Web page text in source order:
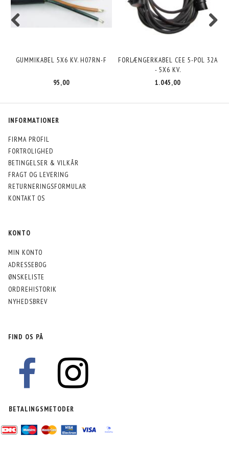
GUMMIKABEL 5X6 KV. H07RN-F
95,00
FORLÆNGERKABEL CEE 5-POL 32A
- 5X6 KV.
1.045,00
INFORMATIONER
FIRMA PROFIL
FORTROLIGHED
BETINGELSER & VILKÅR
FRAGT OG LEVERING
RETURNERINGSFORMULAR
KONTAKT OS
KONTO
MIN KONTO
ADRESSEBOG
ØNSKELISTE
ORDREHISTORIK
NYHEDSBREV
FIND OS PÅ
BETALINGSMETODER